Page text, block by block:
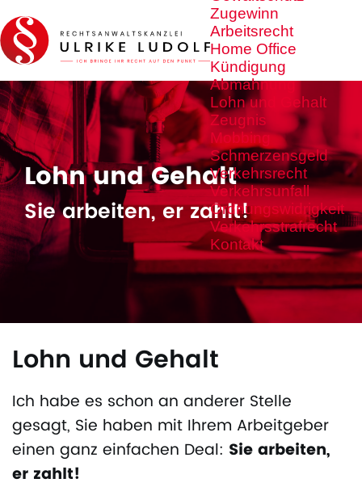
Zugewinn
Arbeitsrecht
Home Office
Kündigung
Abmahnung
Lohn und Gehalt
Zeugnis
Mobbing
Schmerzensgeld
Verkehrsrecht
Verkehrsunfall
Ordnungswidrigkeit
Verkehrsstrafrecht
Kontakt
Lohn und Gehalt
Sie arbeiten, er zahlt!
Lohn und Gehalt
Ich habe es schon an anderer Stelle
gesagt, Sie haben mit Ihrem Arbeitgeber
einen ganz einfachen Deal: Sie arbeiten,
er zahlt!